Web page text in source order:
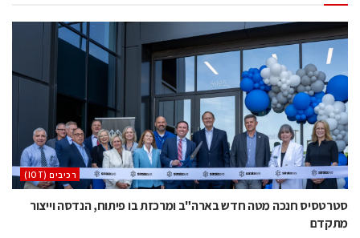
‫רכיבים‬ (IOT)
סטרטסיס חנכה מטה חדש בארה"ב ומרכזת בו פיתוח, הנדסה וייצור
מתקדם